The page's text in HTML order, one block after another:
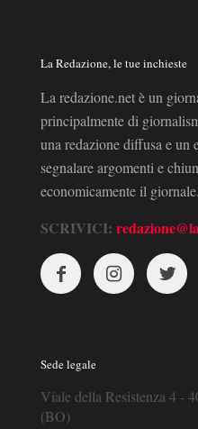
La Redazione, le tue inchieste
La redazione.net è un
principalmente di
una redazione diffusa e
segnalare argomenti e
economicamente il giornale.
SCRIVICI:
Sede legale
Viale della Resistenza 4 -
(BO)